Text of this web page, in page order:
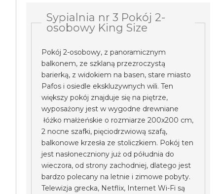
Sypialnia nr 3 Pokój 2-
osobowy King Size
Pokój 2-osobowy, z panoramicznym
balkonem, ze szklaną przezroczystą
barierką, z widokiem na basen, stare miasto
Pafos i osiedle ekskluzywnych wili. Ten
większy pokój znajduje się na piętrze,
wyposażony jest w wygodne drewniane
łóżko małżeńskie o rozmiarze 200x200 cm,
2 nocne szafki, pięciodrzwiową szafą,
balkonowe krzesła ze stoliczkiem. Pokój ten
jest nasłoneczniony już od półudnia do
wieczora, od strony zachodniej, dlatego jest
bardzo polecany na letnie i zimowe pobyty.
Telewizja grecka, Netflix, Internet Wi-Fi są